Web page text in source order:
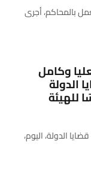
بالمحاكم، أجرى
وكامل
الدولة
للهيئة
الدولة، اليوم،